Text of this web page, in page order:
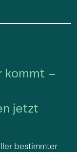
kommt –
jetzt
bestimmter